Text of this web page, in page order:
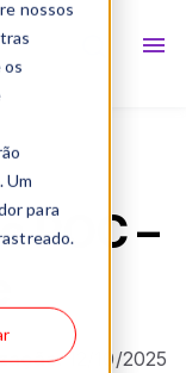
nossos
os
Um
para
POC –
12/10/2025